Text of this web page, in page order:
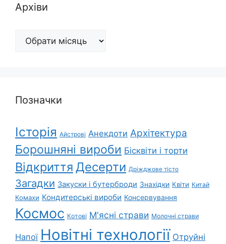
Архіви
Архіви
Позначки
Історія Айстрові Анекдоти Архітектура
Борошняні вироби Бісквіти і торти
Відкриття Десерти Дріжджове тісто
Загадки Закуски і бутерброди Знахідки Квіти Китай
Комахи Кондитерські вироби Консервування
Космос Котові М'ясні страви Молочні страви
Напої Новітні технології Отруйні